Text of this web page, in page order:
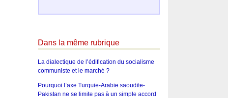
Dans la même rubrique
La dialectique de l’édification du socialisme
communiste et le marché ?
Pourquoi l’axe Turquie-Arabie saoudite-
Pakistan ne se limite pas à un simple accord